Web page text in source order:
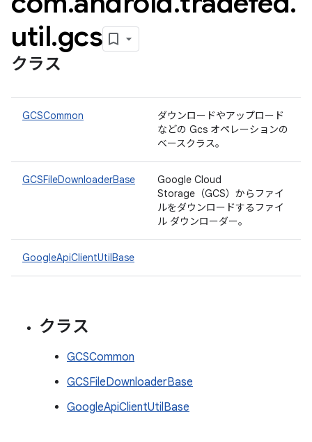
util.gcs
クラス
GCSCommon
ダウンロードやアップロード
などの Gcs オペレーションの
ベースクラス。
GCSFileDownloaderBase
Google Cloud
Storage（GCS）からファイ
ルをダウンロードするファイ
ル ダウンローダー。
GoogleApiClientUtilBase
クラス
GCSCommon
GCSFileDownloaderBase
GoogleApiClientUtilBase